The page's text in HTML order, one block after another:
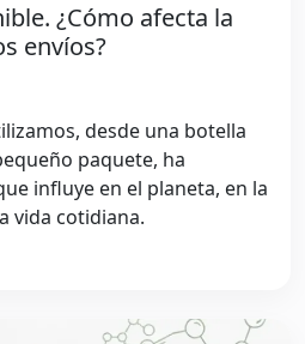
¿Cómo afecta la
envíos?
desde una botella
paquete, ha
influye en el planeta, en la
vida cotidiana.